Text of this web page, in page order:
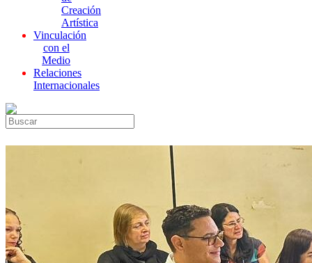
Creación
Artística
Vinculación
con el
Medio
Relaciones
Internacionales